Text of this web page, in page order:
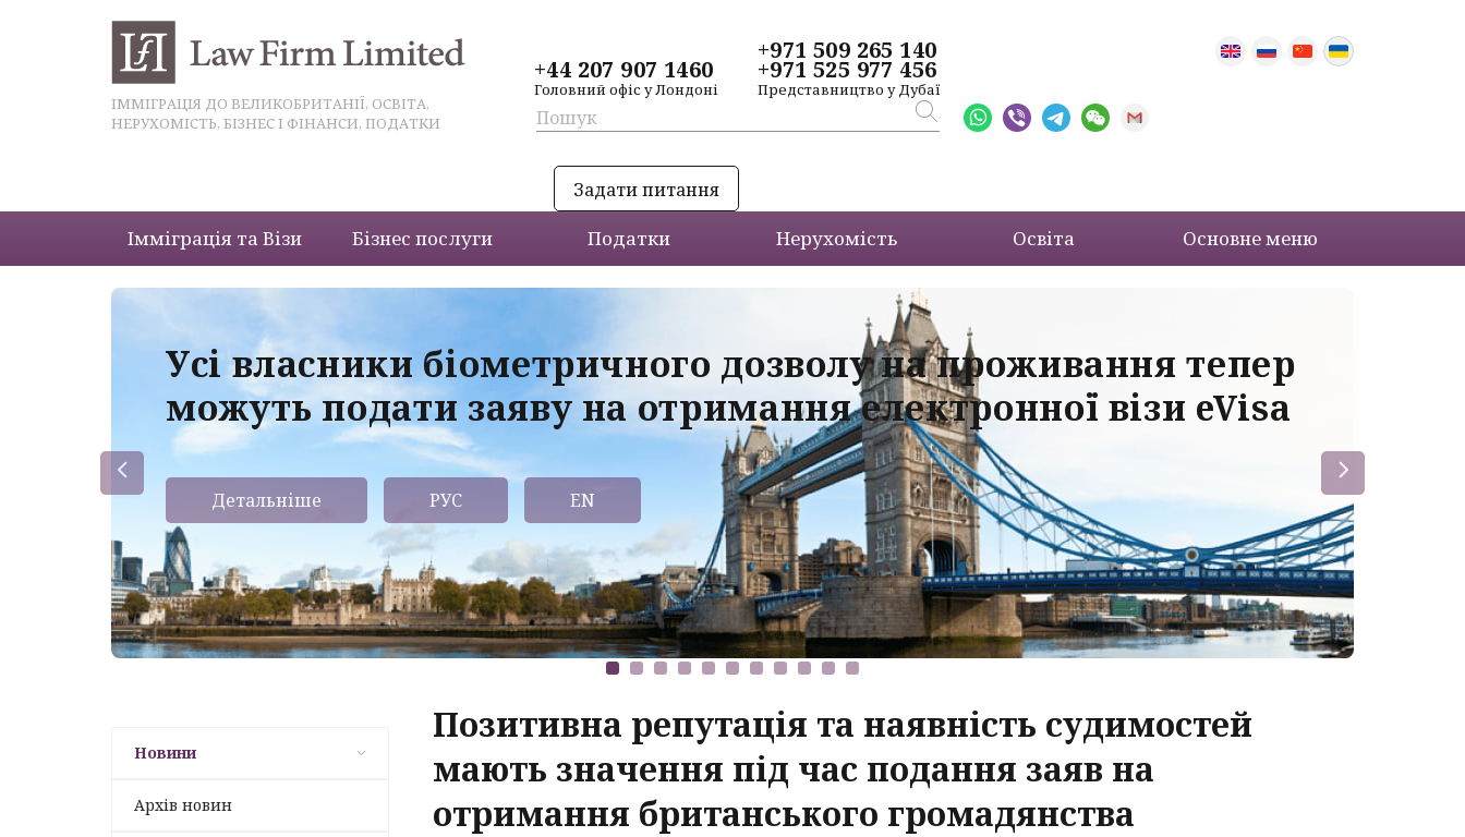
ІММІГРАЦІЯ ДО ВЕЛИКОБРИТАНІЇ, ОСВІТА,
НЕРУХОМІСТЬ, БІЗНЕС І ФІНАНСИ, ПОДАТКИ
+44 207 907 1460
Головний офіс у Лондоні
+971 509 265 140
+971 525 977 456
Представництво у Дубаї
Задати питання
Імміграція та Візи Бізнес послуги Податки Нерухомість Освіта Основне меню
Усі власники біометричного дозволу на проживання тепер
можуть подати заяву на отримання електронної візи eVisa
Детальніше РУС EN
Новини
Архів новин
Позитивна репутація та наявність судимостей
мають значення під час подання заяв на
отримання британського громадянства